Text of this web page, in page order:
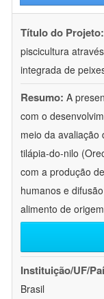
Título do Projeto:
piscicultura
integrada de
Resumo: A
com o
meio da avaliação
tilápia-do-nilo
com a produção
humanos e
alimento de
Instituição/UF/
Brasil